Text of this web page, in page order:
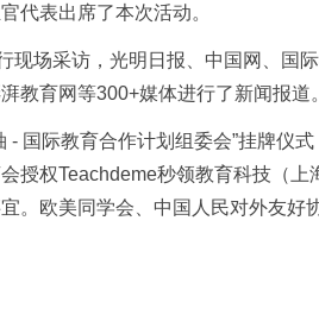
代表出席了本次活动。
场采访，光明日报、中国网、国际
教育网等300+媒体进行了新闻报道。
国际教育合作计划组委会”挂牌仪式
授权Teachdeme秒领教育科技（上
。欧美同学会、中国人民对外友好